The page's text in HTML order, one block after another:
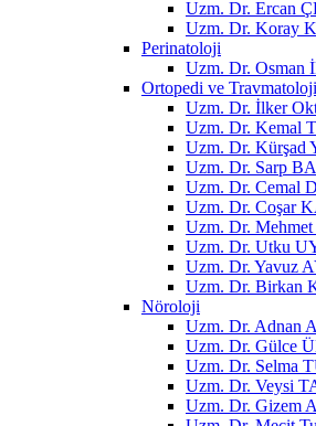
Uzm. Dr. Ercan
Uzm. Dr. Koray
Perinatoloji
Uzm. Dr. Osman
Ortopedi ve Travmatoloji
Uzm. Dr. İlker
Uzm. Dr. Kemal
Uzm. Dr. Kürşad
Uzm. Dr. Sarp
Uzm. Dr. Cemal
Uzm. Dr. Coşar
Uzm. Dr.
Uzm. Dr. Utku
Uzm. Dr. Yavuz
Uzm. Dr. Birkan
Nöroloji
Uzm. Dr. Adnan
Uzm. Dr. Gülce
Uzm. Dr. Selma
Uzm. Dr. Veysi
Uzm. Dr. Gizem